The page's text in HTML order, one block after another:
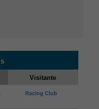
Visitante
Racing Club